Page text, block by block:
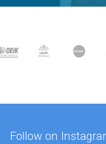
Follow on